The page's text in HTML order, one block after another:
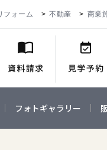
フォーム 不動産 商業
フォトギャラリー